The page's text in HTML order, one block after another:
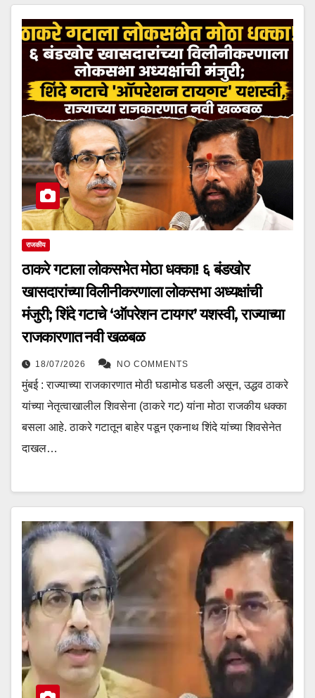
राजकीय
ठाकरे गटाला लोकसभेत मोठा धक्का! ६ बंडखोर
खासदारांच्या विलीनीकरणाला लोकसभा अध्यक्षांची
मंजुरी; शिंदे गटाचे ‘ऑपरेशन टायगर’ यशस्वी, राज्याच्या
राजकारणात नवी खळबळ
18/07/2026 NO COMMENTS
मुंबई : राज्याच्या राजकारणात मोठी घडामोड घडली असून, उद्धव ठाकरे
यांच्या नेतृत्वाखालील शिवसेना (ठाकरे गट) यांना मोठा राजकीय धक्का
बसला आहे. ठाकरे गटातून बाहेर पडून एकनाथ शिंदे यांच्या शिवसेनेत
दाखल…